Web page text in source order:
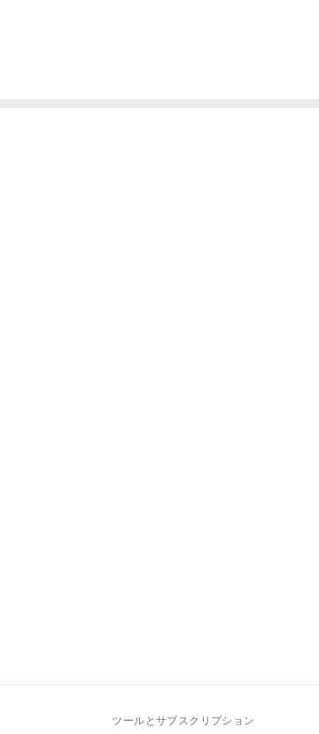
ツールとサブスクリプション